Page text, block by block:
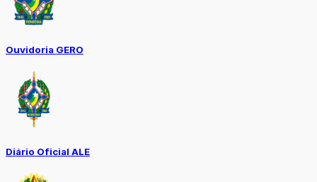
Ouvidoria GERO
Diário Oficial ALE